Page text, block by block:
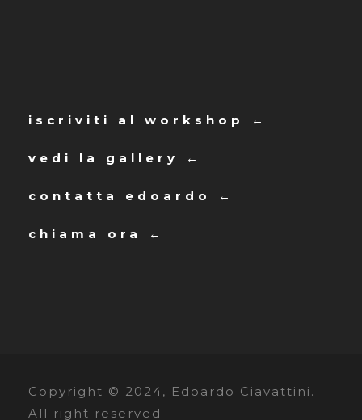
iscriviti al workshop ←
vedi la gallery ←
contatta edoardo ←
chiama ora ←
Copyright © 2024, Edoardo Ciavattini.
All right reserved